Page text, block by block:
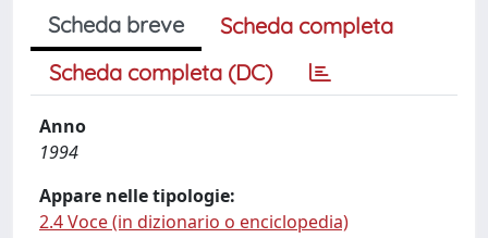
Scheda breve
Scheda completa
Scheda completa (DC)
Anno
1994
Appare nelle tipologie:
2.4 Voce (in dizionario o enciclopedia)